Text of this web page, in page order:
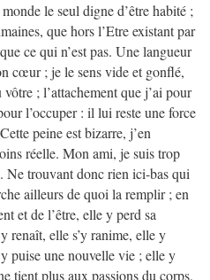
le seul digne d’être habité ;
que hors l’Etre existant par
ce qui n’est pas. Une langueur
cœur ; je le sens vide et gonflé,
; l’attachement que j’ai pour
l’occuper : il lui reste une force
peine est bizarre, j’en
réelle. Mon ami, je suis trop
Ne trouvant donc rien ici-bas qui
ailleurs de quoi la remplir ; en
et de l’être, elle y perd sa
renaît, elle s’y ranime, elle y
puise une nouvelle vie ; elle y
tient plus aux passions du corps,